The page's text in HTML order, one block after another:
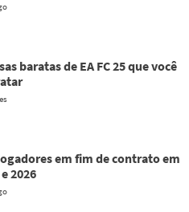
baratas de EA FC 25 que você
em fim de contrato em
2026